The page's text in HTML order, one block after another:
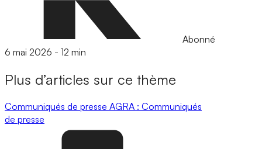
Abonné
6 mai 2026 - 12 min
Plus d’articles sur ce thème
Communiqués de presse AGRA : Communiqués
de presse